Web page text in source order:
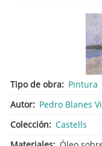
Tipo de obra Pintura
Autor
Pedro Blanes
Colección
Castells